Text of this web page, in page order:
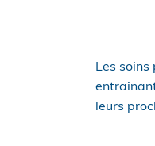
Les
leurs